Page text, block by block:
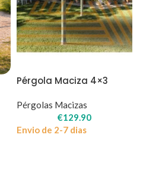
Pérgola Maciza 4×3
Pérgolas Macizas
€129.90
Envio de 2-7 dias